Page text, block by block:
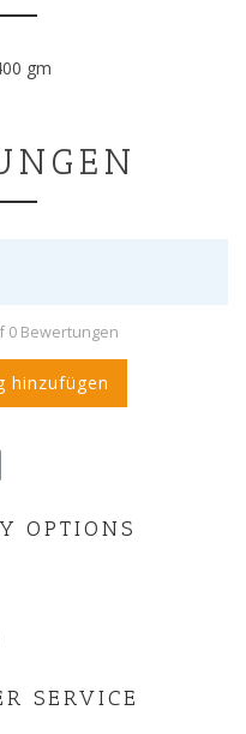
gm
0 Bewertungen
hinzufügen
OPTIONS
SERVICE